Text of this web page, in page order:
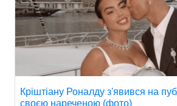
Кріштіану Роналду з'явився на
своєю нареченою (фото)